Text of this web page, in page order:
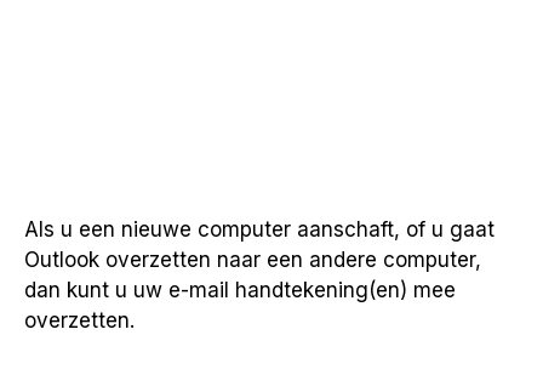
Als u een nieuwe computer aanschaft, of u gaat
Outlook overzetten naar een andere computer,
dan kunt u uw e-mail handtekening(en) mee
overzetten.